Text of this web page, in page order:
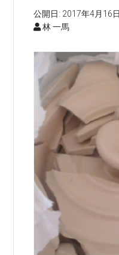
公開日: 2017年4月16日
林 一馬